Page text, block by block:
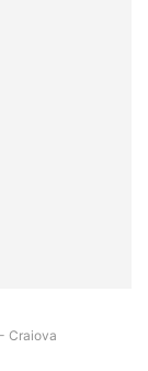
Craiova